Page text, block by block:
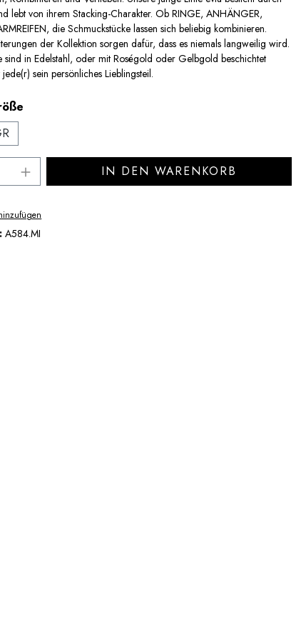
lebt von ihrem Stacking-Charakter. Ob RINGE, ANHÄNGER,
die Schmuckstücke lassen sich beliebig kombinieren.
der Kollektion sorgen dafür, dass es niemals langweilig wird.
sind in Edelstahl, oder mit Roségold oder Gelbgold beschichtet
sein persönliches Lieblingsteil.
Gib den gewünschten Wert ein
IN DEN WARENKORB
A584.MI